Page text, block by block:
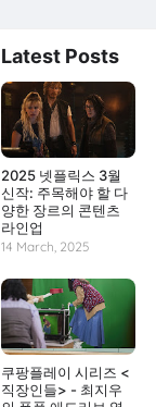
Latest Posts
2025 넷플릭스 3월
신작: 주목해야 할 다
양한 장르의 콘텐츠
라인업
14 March, 2025
쿠팡플레이 시리즈 <
직장인들> - 최지우